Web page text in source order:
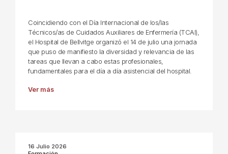
Coincidiendo con el Día Internacional de los/las
Técnicos/as de Cuidados Auxiliares de Enfermería (TCAI),
el Hospital de Bellvitge organizó el 14 de julio una jornada
que puso de manifiesto la diversidad y relevancia de las
tareas que llevan a cabo estas profesionales,
fundamentales para el día a día asistencial del hospital.
Ver más
16 Julio 2026